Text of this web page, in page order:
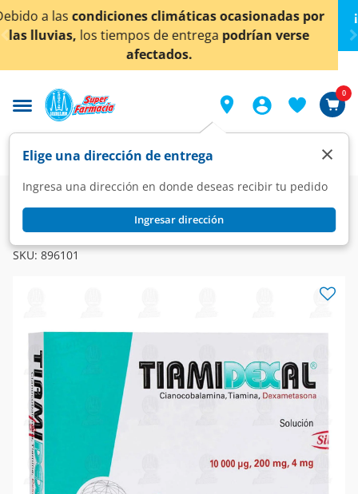
< div class="carousel-inner">
por
verse
¡Ahora también en Aguascalientes!
conocer detalles.
Elige una dirección de entrega
Ingresa una dirección en donde deseas recibir tu pedido
Ingresar dirección
×
0
Farmacia Medicina Dolor Analgésicos
Tiamidexal 10000mcg/200mg/4mg, 3 Ámpulas 3 Ampolletas.
SKU: 896101